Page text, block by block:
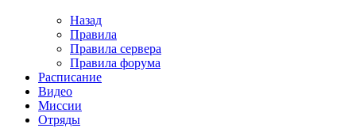
Назад
Правила
Правила сервера
Правила форума
Расписание
Видео
Миссии
Отряды